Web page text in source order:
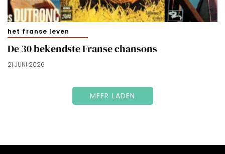
het franse leven
De 30 bekendste Franse chansons
21 JUNI 2026
MEER LADEN